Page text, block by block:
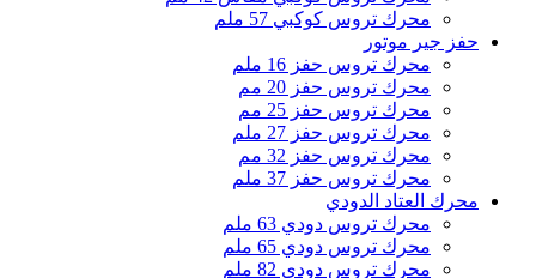
محرك تروس كوكبي 57 ملم
حفز جير موتور
محرك تروس حفز 16 ملم
محرك تروس حفز 20 مم
محرك تروس حفز 25 مم
محرك تروس حفز 27 ملم
محرك تروس حفز 32 مم
محرك تروس حفز 37 ملم
محرك العتاد الدودي
محرك تروس دودي 63 ملم
محرك تروس دودي 65 ملم
محرك تروس دودي 82 ملم